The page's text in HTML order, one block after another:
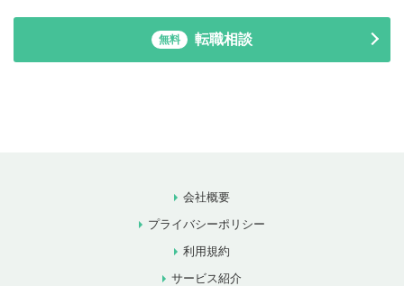
無料 転職相談
会社概要
プライバシーポリシー
利用規約
サービス紹介